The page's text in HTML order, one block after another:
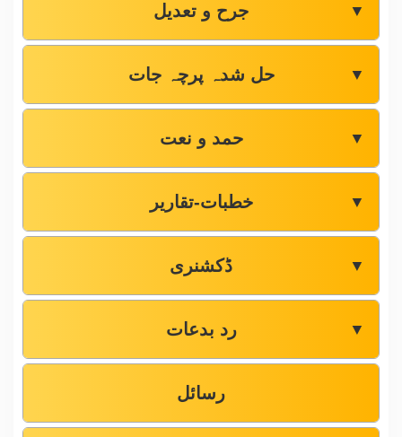
جرح و تعدیل ▼
حل شدہ پرچہ جات ▼
حمد و نعت ▼
خطبات-تقاریر ▼
ڈکشنری ▼
رد بدعات ▼
رسائل